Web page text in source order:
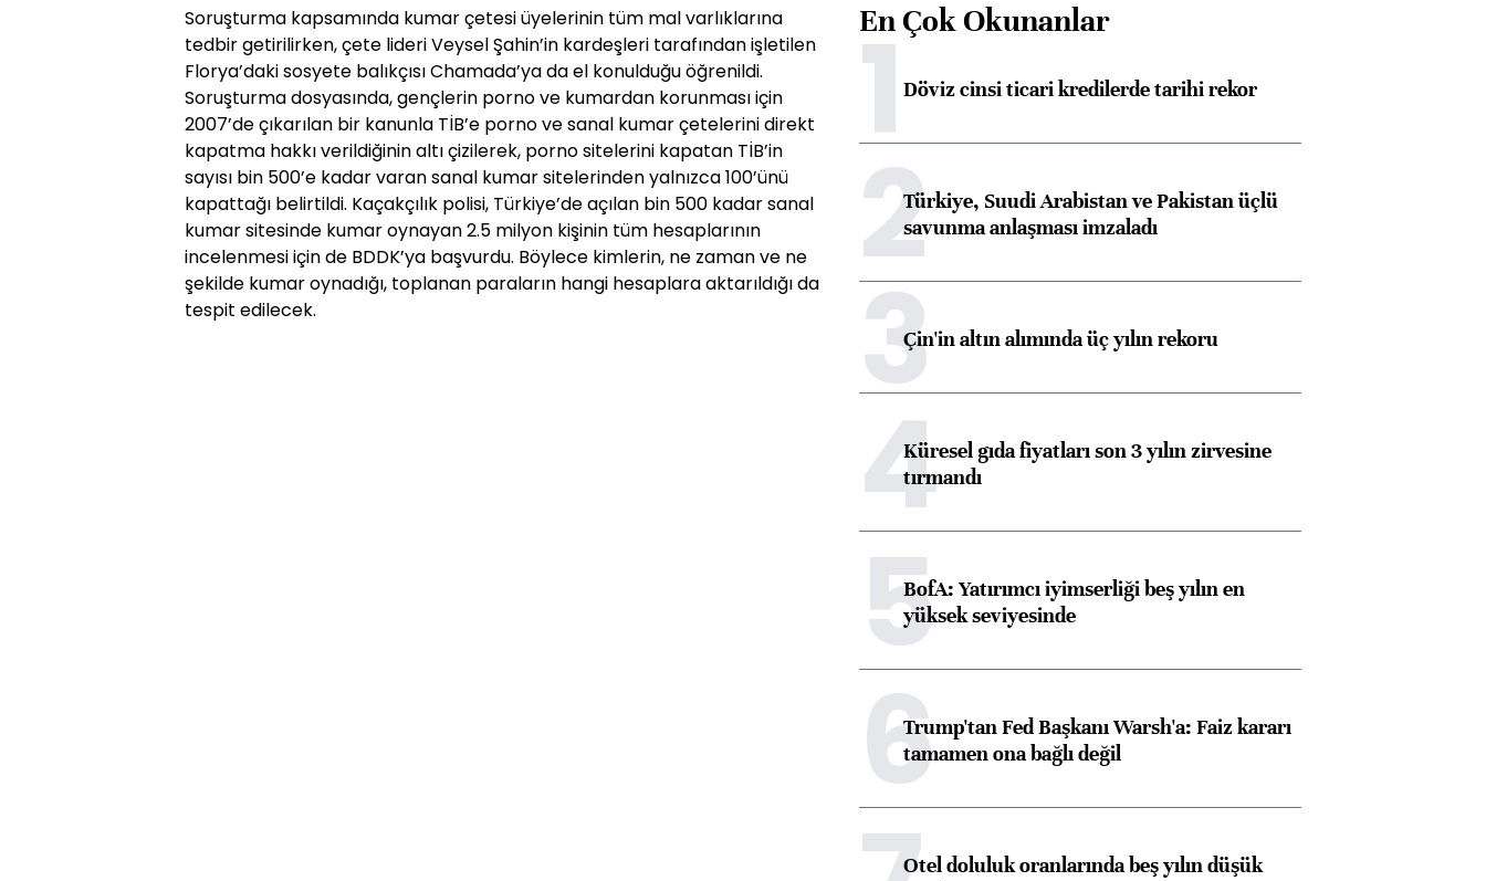
Soruşturma kapsamında kumar çetesi üyelerinin tüm mal varlıklarına
tedbir getirilirken, çete lideri Veysel Şahin’in kardeşleri tarafından işletilen
Florya’daki sosyete balıkçısı Chamada’ya da el konulduğu öğrenildi.
Soruşturma dosyasında, gençlerin porno ve kumardan korunması için
2007’de çıkarılan bir kanunla TİB’e porno ve sanal kumar çetelerini direkt
kapatma hakkı verildiğinin altı çizilerek, porno sitelerini kapatan TİB’in
sayısı bin 500’e kadar varan sanal kumar sitelerinden yalnızca 100’ünü
kapattağı belirtildi. Kaçakçılık polisi, Türkiye’de açılan bin 500 kadar sanal
kumar sitesinde kumar oynayan 2.5 milyon kişinin tüm hesaplarının
incelenmesi için de BDDK’ya başvurdu. Böylece kimlerin, ne zaman ve ne
şekilde kumar oynadığı, toplanan paraların hangi hesaplara aktarıldığı da
tespit edilecek.
En Çok Okunanlar
1Döviz cinsi ticari kredilerde tarihi rekor
2Türkiye, Suudi Arabistan ve Pakistan üçlü
savunma anlaşması imzaladı
3Çin'in altın alımında üç yılın rekoru
4Küresel gıda fiyatları son 3 yılın zirvesine
tırmandı
5BofA: Yatırımcı iyimserliği beş yılın en
yüksek seviyesinde
6Trump'tan Fed Başkanı Warsh'a: Faiz kararı
tamamen ona bağlı değil
Otel doluluk oranlarında beş yılın düşük